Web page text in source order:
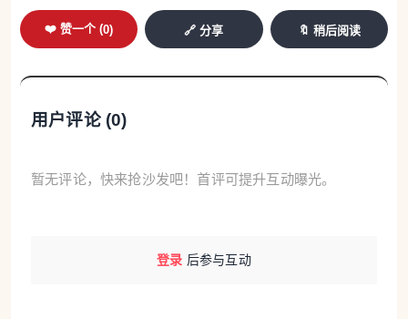
❤️ 赞一个 (0) 🔗 分享 🔖 稍后阅读
用户评论 (0)
暂无评论，快来抢沙发吧！首评可提升互动曝光。
登录 后参与互动